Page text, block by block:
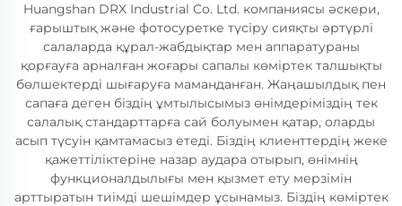
Huangshan DRX Industrial Co. Ltd. компаниясы әскери,
ғарыштық және фотосуретке түсіру сияқты әртүрлі
салаларда құрал-жабдықтар мен аппаратураны
қорғауға арналған жоғары сапалы көміртек талшықты
бөлшектерді шығаруға маманданған. Жаңашылдық пен
сапаға деген біздің ұмтылысымыз өнімдеріміздің тек
салалық стандарттарға сай болуымен қатар, оларды
асып түсуін қамтамасыз етеді. Біздің клиенттердің жеке
қажеттіліктеріне назар аудара отырып, өнімнің
функционалдылығы мен қызмет ету мерзімін
арттыратын тиімді шешімдер ұсынамыз. Біздің көміртек